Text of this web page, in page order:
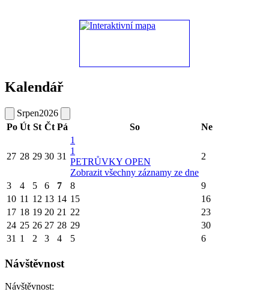
Kalendář
Srpen2026
Po Út St Čt Pá So Ne
27 28 29 30 31
1
1
PETRŮVKY OPEN
Zobrazit všechny záznamy ze dne
2
3 4 5 6 7 8
9
10 11 12 13 14 15
16
17 18 19 20 21 22
23
24 25 26 27 28 29
30
31 1 2 3 4 5 6
Návštěvnost
Návštěvnost: